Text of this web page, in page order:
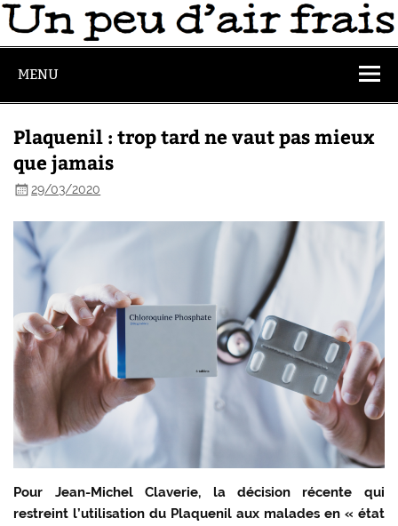
MENU
Plaquenil : trop tard ne vaut pas mieux
que jamais
29/03/2020
Pour Jean-Michel Claverie, la décision récente qui
restreint l’utilisation du Plaquenil aux malades en « état